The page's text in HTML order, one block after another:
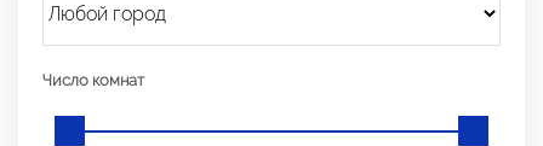
Число комнат